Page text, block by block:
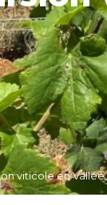
viticole en